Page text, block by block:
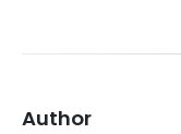
Author